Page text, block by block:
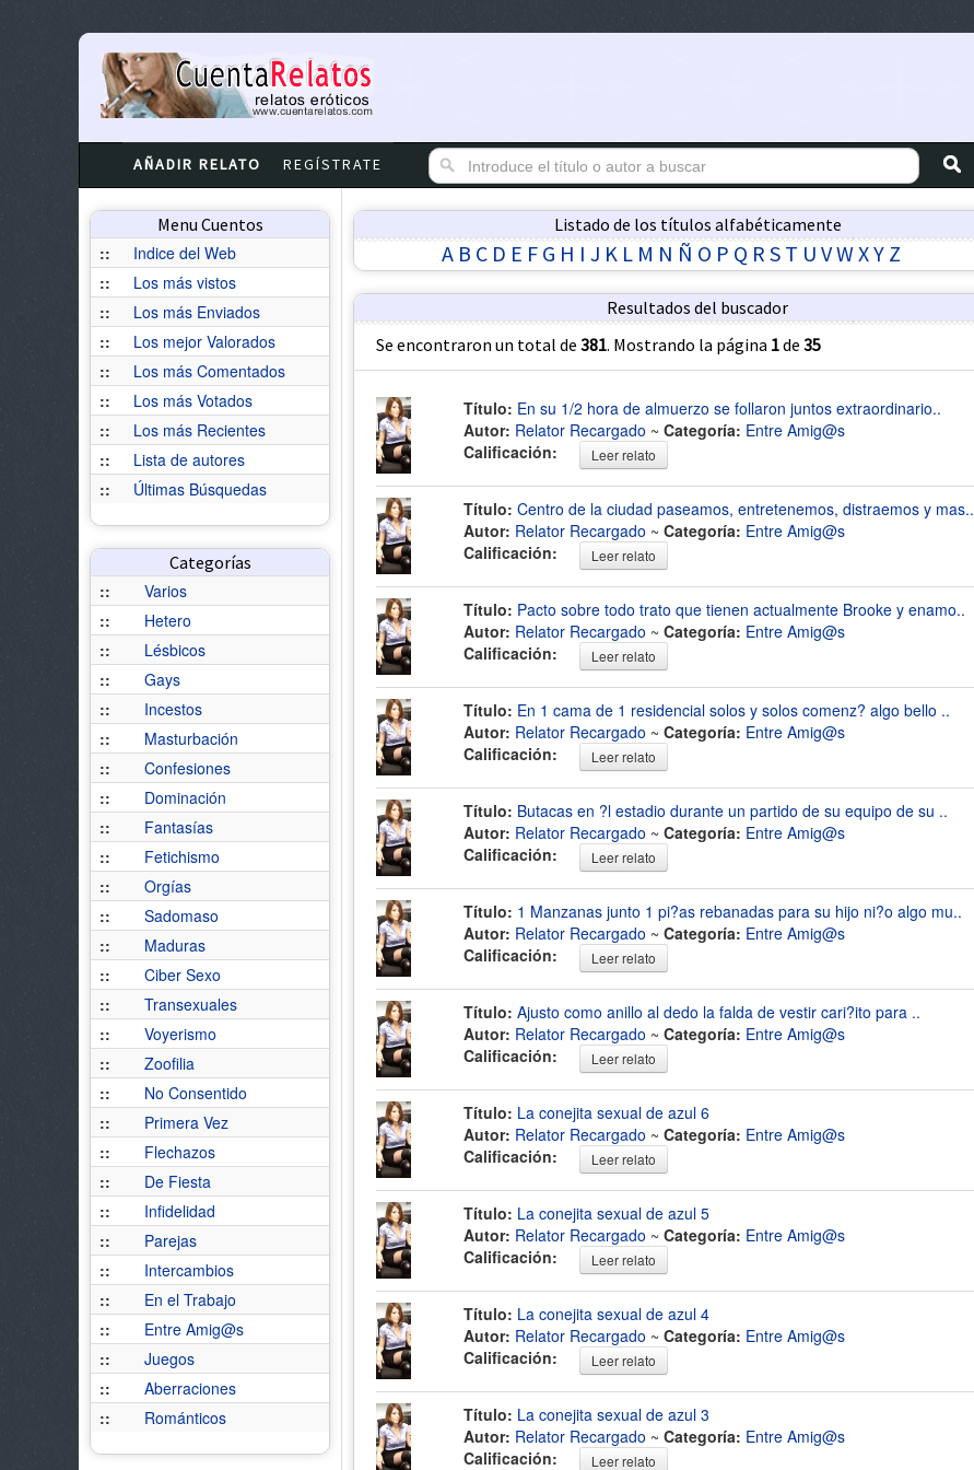
AÑADIR RELATO REGÍSTRATE
Menu Cuentos
::
Indice del Web
::
Los más vistos
::
Los más Enviados
::
Los mejor Valorados
::
Los más Comentados
::
Los más Votados
::
Los más Recientes
::
Lista de autores
::
Últimas Búsquedas
Categorías
::
Varios
::
Hetero
::
Lésbicos
::
Gays
::
Incestos
::
Masturbación
::
Confesiones
::
Dominación
::
Fantasías
::
Fetichismo
::
Orgías
::
Sadomaso
::
Maduras
::
Ciber Sexo
::
Transexuales
::
Voyerismo
::
Zoofilia
::
No Consentido
::
Primera Vez
::
Flechazos
::
De Fiesta
::
Infidelidad
::
Parejas
::
Intercambios
::
En el Trabajo
::
Entre Amig@s
::
Juegos
::
Aberraciones
::
Románticos
Listado de los títulos alfabéticamente
A B C D E F G H I J K L M N Ñ O P Q R S T U VWXY Z
Resultados del buscador
Se encontraron un total de 381. Mostrando la página 1de 35
Título: En su 1/2 hora de almuerzo se follaron juntos extraordinario..
Autor: Relator Recargado ~ Categoría: Entre Amig@s
Calificación:
Leer relato
Título: Centro de la ciudad paseamos, entretenemos, distraemos y mas..
Autor: Relator Recargado ~ Categoría: Entre Amig@s
Calificación:
Leer relato
Título: Pacto sobre todo trato que tienen actualmente Brooke y enamo..
Autor: Relator Recargado ~ Categoría: Entre Amig@s
Calificación:
Leer relato
Título: En 1 cama de 1 residencial solos y solos comenz? algo bello ..
Autor: Relator Recargado ~ Categoría: Entre Amig@s
Calificación:
Leer relato
Título: Butacas en ?l estadio durante un partido de su equipo de su ..
Autor: Relator Recargado ~ Categoría: Entre Amig@s
Calificación:
Leer relato
Título: 1 Manzanas junto 1 pi?as rebanadas para su hijo ni?o algo mu..
Autor: Relator Recargado ~ Categoría: Entre Amig@s
Calificación:
Leer relato
Título: Ajusto como anillo al dedo la falda de vestir cari?ito para ..
Autor: Relator Recargado ~ Categoría: Entre Amig@s
Calificación:
Leer relato
Título: La conejita sexual de azul 6
Autor: Relator Recargado ~ Categoría: Entre Amig@s
Calificación:
Leer relato
Título: La conejita sexual de azul 5
Autor: Relator Recargado ~ Categoría: Entre Amig@s
Calificación:
Leer relato
Título: La conejita sexual de azul 4
Autor: Relator Recargado ~ Categoría: Entre Amig@s
Calificación:
Leer relato
Título: La conejita sexual de azul 3
Autor: Relator Recargado ~ Categoría: Entre Amig@s
Calificación:
Leer relato